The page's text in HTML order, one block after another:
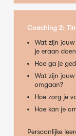
Coaching 2:
Wat zijn
je eraan
Hoe ga je
Wat zijn
omgaan?
Hoe zorg je
Hoe kan je
Persoonlijke